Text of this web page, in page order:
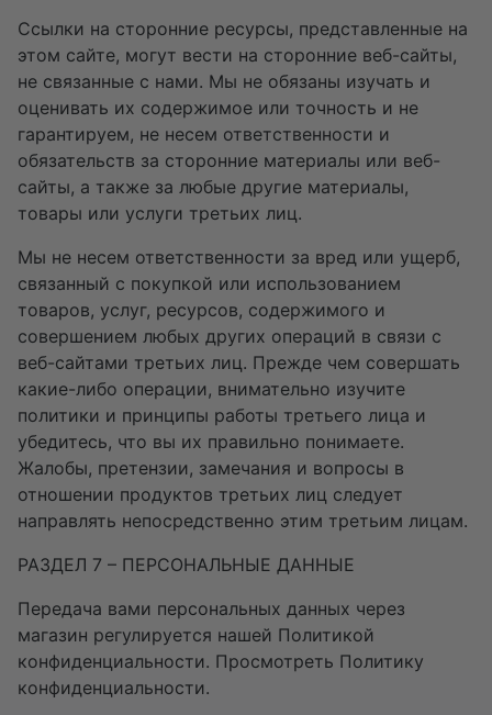
Ссылки на сторонние ресурсы, представленные на
этом сайте, могут вести на сторонние веб-сайты,
не связанные с нами. Мы не обязаны изучать и
оценивать их содержимое или точность и не
гарантируем, не несем ответственности и
обязательств за сторонние материалы или веб-
сайты, а также за любые другие материалы,
товары или услуги третьих лиц.
Мы не несем ответственности за вред или ущерб,
связанный с покупкой или использованием
товаров, услуг, ресурсов, содержимого и
совершением любых других операций в связи с
веб-сайтами третьих лиц. Прежде чем совершать
какие-либо операции, внимательно изучите
политики и принципы работы третьего лица и
убедитесь, что вы их правильно понимаете.
Жалобы, претензии, замечания и вопросы в
отношении продуктов третьих лиц следует
направлять непосредственно этим третьим лицам.
РАЗДЕЛ 7 – ПЕРСОНАЛЬНЫЕ ДАННЫЕ
Передача вами персональных данных через
магазин регулируется нашей Политикой
конфиденциальности. Просмотреть Политику
конфиденциальности.